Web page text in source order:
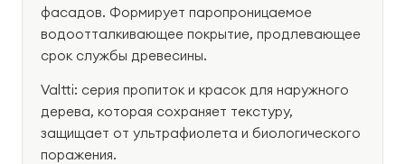
фасадов. Формирует паропроницаемое
водоотталкивающее покрытие, продлевающее
срок службы древесины.
Valtti: серия пропиток и красок для наружного
дерева, которая сохраняет текстуру,
защищает от ультрафиолета и биологического
поражения.